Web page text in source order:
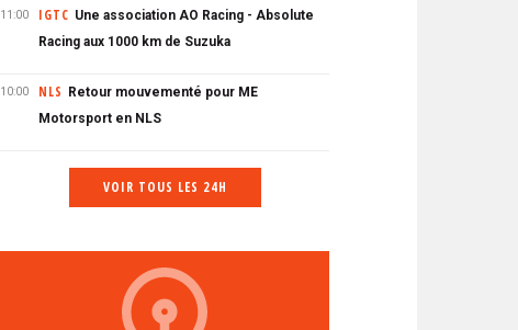
11:00 IGTC Une association AO Racing - Absolute
Racing aux 1000 km de Suzuka
10:00 NLS Retour mouvementé pour ME
Motorsport en NLS
VOIR TOUS LES 24H